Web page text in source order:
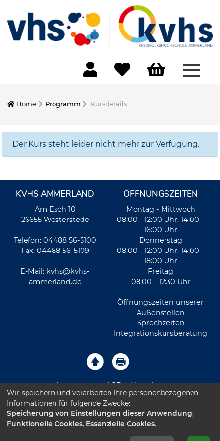
Home Programm Kursdetails
Der Kurs steht leider nicht mehr zur Verfügung.
KVHS AMMERLAND
Am Esch 10
26655 Westerstede
Telefon: 04488 56-5100
Fax: 04488 56-5109
E-Mail: kvhs@kvhs-
ammerland.de
ÖFFNUNGSZEITEN
Montag - Mittwoch
08:00 - 12:00 Uhr, 14:00 -
16:00 Uhr
Donnerstag
08:00 - 12:00 Uhr, 14:00 -
18:00 Uhr
Freitag
08:00 - 12:30 Uhr
Öffnungszeiten unserer
Außenstellen
Sprechzeiten
Integrationskursberatung
Impressum AGB Kontakt
Sitemap Datenschutz Leichte Sprache
Barrierefreiheitserklärung
Wir speichern und verarbeiten Ihre personenbezogenen
Informationen für folgende Zwecke:
Speicherung von Einstellungen dieser Anwendung,
Funktionelle Cookies, Essenzielle Cookies.